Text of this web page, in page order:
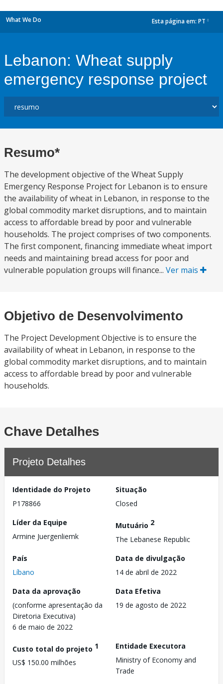
What We Do Esta página em: PT
Lebanon: Wheat supply
emergency response project
Resumo*
The development objective of the Wheat Supply
Emergency Response Project for Lebanon is to ensure
the availability of wheat in Lebanon, in response to the
global commodity market disruptions, and to maintain
access to affordable bread by poor and vulnerable
households. The project comprises of two components.
The first component, financing immediate wheat import
needs and maintaining bread access for poor and
vulnerable population groups will finance... Ver mais
Objetivo de Desenvolvimento
The Project Development Objective is to ensure the
availability of wheat in Lebanon, in response to the
global commodity market disruptions, and to maintain
access to affordable bread by poor and vulnerable
households.
Chave Detalhes
Projeto Detalhes
Identidade do Projeto
P178866
Situação
Closed
Líder da Equipe
Armine Juergenliemk
Mutuário 2
The Lebanese Republic
País
Líbano
Data de divulgação
14 de abril de 2022
Data da aprovação
(conforme apresentação da
Diretoria Executiva)
6 de maio de 2022
Data Efetiva
19 de agosto de 2022
Custo total do projeto 1
US$ 150.00 milhões
Entidade Executora
Ministry of Economy and
Trade